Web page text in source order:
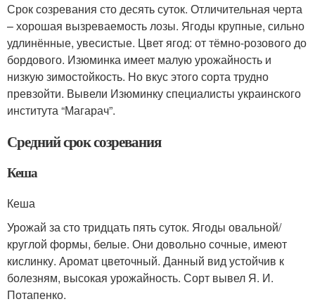
Срок созревания сто десять суток. Отличительная черта
– хорошая вызреваемость лозы. Ягоды крупные, сильно
удлинённые, увесистые. Цвет ягод: от тёмно-розового до
бордового. Изюминка имеет малую урожайность и
низкую зимостойкость. Но вкус этого сорта трудно
превзойти. Вывели Изюминку специалисты украинского
института “Магарач”.
Средний срок созревания
Кеша
Кеша
Урожай за сто тридцать пять суток. Ягоды овальной/
круглой формы, белые. Они довольно сочные, имеют
кислинку. Аромат цветочный. Данный вид устойчив к
болезням, высокая урожайность. Сорт вывел Я. И.
Потапенко.